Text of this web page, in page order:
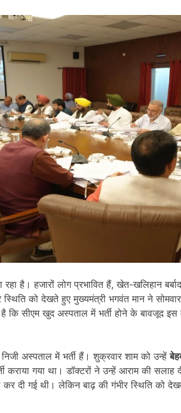
रहा है। हजारों लोग प्रभावित हैं, खेत-खलिहान
स्थिति को देखते हुए मुख्यमंत्री भगवंत मान ने
कि सीएम खुद अस्पताल में भर्ती होने के बावजूद इस
अस्पताल में भर्ती हैं। शुक्रवार शाम को उन्हें
गया था। डॉक्टरों ने उन्हें आराम की सलाह
कर दी गई थी। लेकिन बाढ़ की गंभीर स्थिति को